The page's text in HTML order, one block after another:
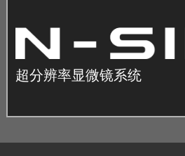
超分辨率显微镜系统